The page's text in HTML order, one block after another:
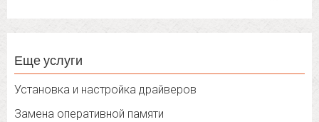
Еще услуги
Установка и настройка драйверов
Замена оперативной памяти